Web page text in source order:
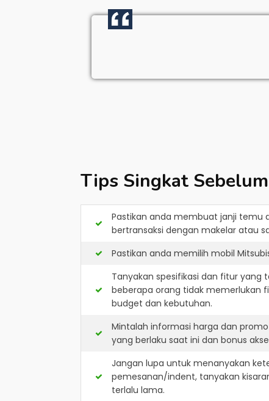
Tips Singkat
Pastikan anda membuat janji temu
bertransaksi dengan makelar atau
Pastikan anda memilih mobil
Tanyakan spesifikasi dan fitur
beberapa orang tidak memerlukan
budget dan kebutuhan.
Mintalah informasi harga dan
yang berlaku saat ini dan bonus
Jangan lupa untuk menanyakan
pemesanan/indent, tanyakan
terlalu lama.